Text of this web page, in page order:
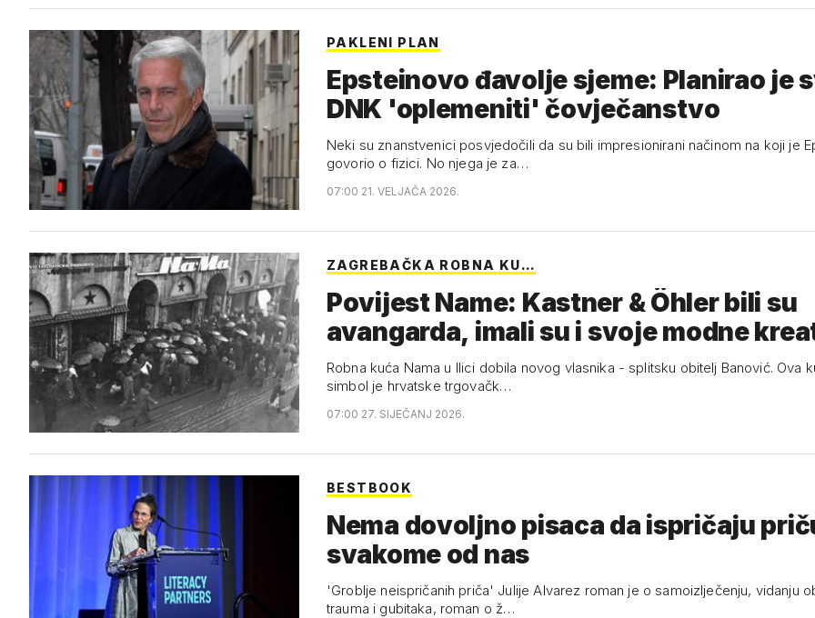
PAKLENI PLAN
Epsteinovo đavolje sjeme: Planirao je
DNK 'oplemeniti' čovječanstvo
Neki su znanstvenici posvjedočili da su bili impresionirani načinom na koji je
govorio o fizici. No njega je za…
07:00 21. VELJAČA 2026.
ZAGREBAČKA ROBNA KU…
Povijest Name: Kastner & Öhler bili su
avangarda, imali su i svoje modne
Robna kuća Nama u Ilici dobila novog vlasnika - splitsku obitelj Banović. Ova
simbol je hrvatske trgovačk…
07:00 27. SIJEČANJ 2026.
BESTBOOK
Nema dovoljno pisaca da ispričaju
svakome od nas
'Groblje neispričanih priča' Julije Alvarez roman je o samoizlječenju, vidanju
trauma i gubitaka, roman o ž…